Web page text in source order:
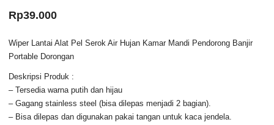
Rp39.000
Wiper Lantai Alat Pel Serok Air Hujan Kamar Mandi Pendorong Banjir
Portable Dorongan
Deskripsi Produk :
– Tersedia warna putih dan hijau
– Gagang stainless steel (bisa dilepas menjadi 2 bagian).
– Bisa dilepas dan digunakan pakai tangan untuk kaca jendela.